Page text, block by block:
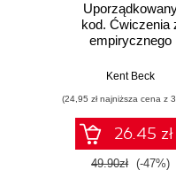
kod. Ćwiczenia
empirycznego
oprogramowania
Kent Beck
(24,95 zł najniższa cena z
26.45 zł
49.90zł (-47%)